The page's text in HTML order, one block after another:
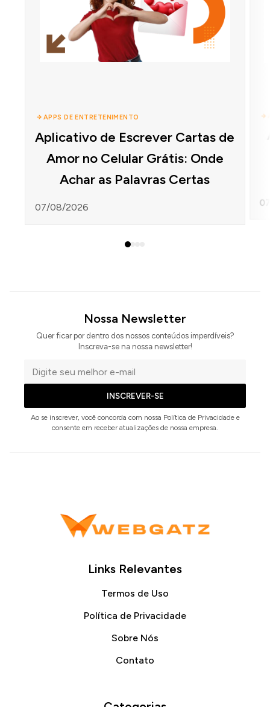
APPS DE ENTRETENIMENTO
Aplicativo de Escrever Cartas de
Amor no Celular Grátis: Onde
Achar as Palavras Certas
07/08/2026
Nossa Newsletter
Quer ficar por dentro dos nossos conteúdos imperdíveis?
Inscreva-se na nossa newsletter!
Seu
e-
mail
INSCREVER-SE
Ao se inscrever, você concorda com nossa Política de Privacidade e
consente em receber atualizações de nossa empresa.
Links Relevantes
Termos de Uso
Política de Privacidade
Sobre Nós
Contato